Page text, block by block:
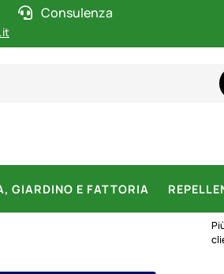
Consulenza
GIARDINO E FATTORIA